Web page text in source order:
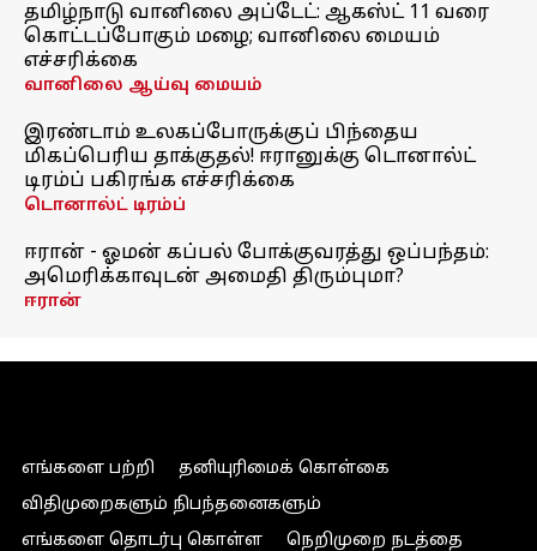
தமிழ்நாடு வானிலை அப்டேட்: ஆகஸ்ட் 11 வரை
கொட்டப்போகும் மழை; வானிலை மையம்
எச்சரிக்கை
வானிலை ஆய்வு மையம்
இரண்டாம் உலகப்போருக்குப் பிந்தைய
மிகப்பெரிய தாக்குதல்! ஈரானுக்கு டொனால்ட்
டிரம்ப் பகிரங்க எச்சரிக்கை
டொனால்ட் டிரம்ப்
ஈரான் - ஓமன் கப்பல் போக்குவரத்து ஒப்பந்தம்:
அமெரிக்காவுடன் அமைதி திரும்புமா?
ஈரான்
எங்களை பற்றி
தனியுரிமைக் கொள்கை
விதிமுறைகளும் நிபந்தனைகளும்
எங்களை தொடர்பு கொள்ள
நெறிமுறை நடத்தை